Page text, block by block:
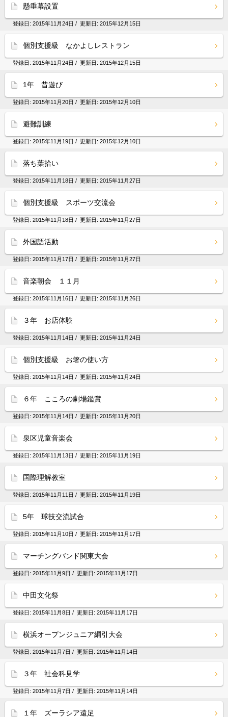
懸垂幕設置
登録日: 2015年11月24日 / 更新日: 2015年12月15日
個別支援級 なかよしレストラン
登録日: 2015年11月24日 / 更新日: 2015年12月15日
1年 昔遊び
登録日: 2015年11月20日 / 更新日: 2015年12月10日
避難訓練
登録日: 2015年11月19日 / 更新日: 2015年12月10日
落ち葉拾い
登録日: 2015年11月18日 / 更新日: 2015年11月27日
個別支援級 スポーツ交流会
登録日: 2015年11月18日 / 更新日: 2015年11月27日
外国語活動
登録日: 2015年11月17日 / 更新日: 2015年11月27日
音楽朝会 １１月
登録日: 2015年11月16日 / 更新日: 2015年11月26日
３年 お店体験
登録日: 2015年11月14日 / 更新日: 2015年11月24日
個別支援級 お箸の使い方
登録日: 2015年11月14日 / 更新日: 2015年11月24日
６年 こころの劇場鑑賞
登録日: 2015年11月14日 / 更新日: 2015年11月20日
泉区児童音楽会
登録日: 2015年11月13日 / 更新日: 2015年11月19日
国際理解教室
登録日: 2015年11月11日 / 更新日: 2015年11月19日
5年 球技交流試合
登録日: 2015年11月10日 / 更新日: 2015年11月17日
マーチングバンド関東大会
登録日: 2015年11月9日 / 更新日: 2015年11月17日
中田文化祭
登録日: 2015年11月8日 / 更新日: 2015年11月17日
横浜オープンジュニア綱引大会
登録日: 2015年11月7日 / 更新日: 2015年11月14日
３年 社会科見学
登録日: 2015年11月7日 / 更新日: 2015年11月14日
１年 ズーラシア遠足